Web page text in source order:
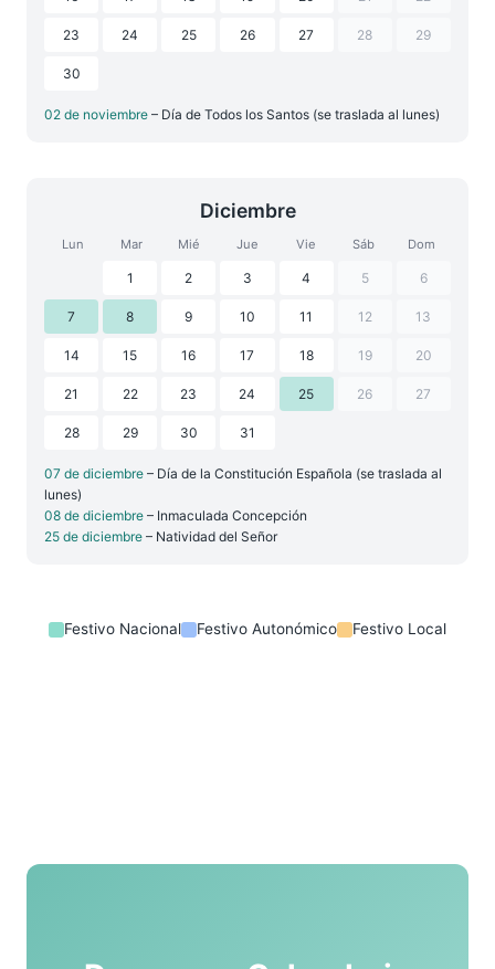
23 24 25 26 27 28 29
30
02 de noviembre – Día de Todos los Santos (se traslada al lunes)
Diciembre
Lun Mar Mié Jue Vie Sáb Dom
1 2 3 4 5 6
7 8 9 10 11 12 13
14 15 16 17 18 19 20
21 22 23 24 25 26 27
28 29 30 31
07 de diciembre – Día de la Constitución Española (se traslada al
lunes)
08 de diciembre – Inmaculada Concepción
25 de diciembre – Natividad del Señor
Festivo Nacional Festivo Autonómico Festivo Local